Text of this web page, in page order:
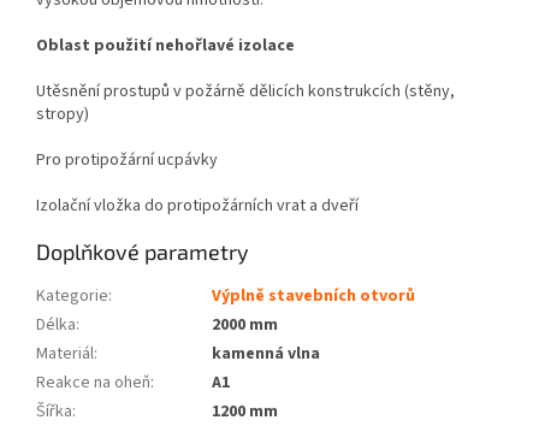
Oblast použití nehořlavé izolace
Utěsnění prostupů v požárně dělicích konstrukcích (stěny,
stropy)
Pro protipožární ucpávky
Izolační vložka do protipožárních vrat a dveří
Doplňkové parametry
Kategorie:
Výplně stavebních otvorů
Délka:
2000 mm
Materiál:
kamenná vlna
Reakce na oheň:
A1
Šířka:
1200 mm